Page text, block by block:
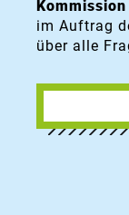
Kommission
im Auftrag
über alle